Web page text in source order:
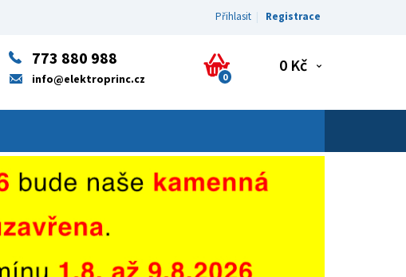
Přihlasit Registrace
773 880 988
info@elektroprinc.cz 0
0 Kč